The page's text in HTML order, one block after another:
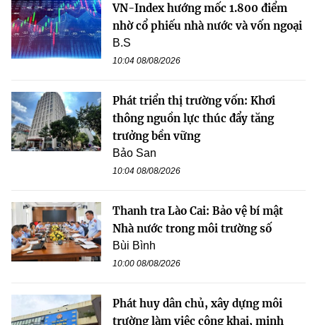
VN-Index hướng mốc 1.800 điểm
nhờ cổ phiếu nhà nước và vốn ngoại
B.S
10:04 08/08/2026
Phát triển thị trường vốn: Khơi
thông nguồn lực thúc đẩy tăng
trưởng bền vững
Bảo San
10:04 08/08/2026
Thanh tra Lào Cai: Bảo vệ bí mật
Nhà nước trong môi trường số
Bùi Bình
10:00 08/08/2026
Phát huy dân chủ, xây dựng môi
trường làm việc công khai, minh